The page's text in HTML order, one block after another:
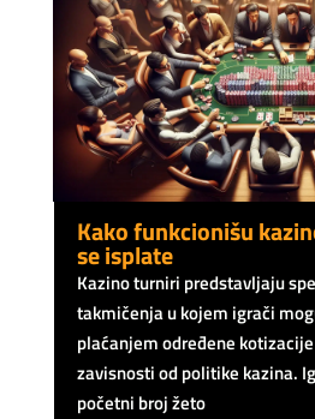
Kako funkcionišu
se isplate
Kazino turniri predstavljaju
takmičenja u kojem igrači
plaćanjem određene
zavisnosti od politike kazina.
početni broj žeto